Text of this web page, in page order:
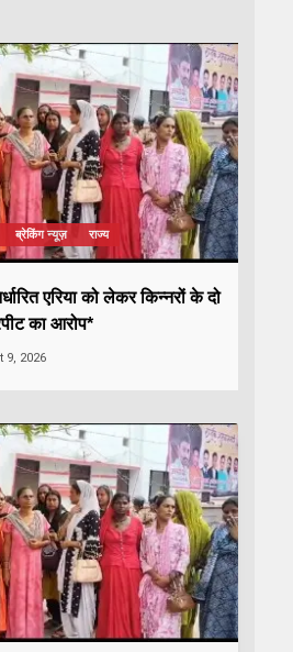
ब्रेकिंग न्यूज़ राज्य
एरिया को लेकर किन्नरों के दो
का आरोप*
9, 2026